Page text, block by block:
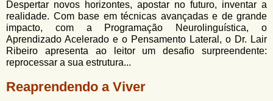
Despertar novos horizontes, apostar no futuro, inventar a
realidade. Com base em técnicas avançadas e de grande
impacto, com a Programação Neurolinguística, o
Aprendizado Acelerado e o Pensamento Lateral, o Dr. Lair
Ribeiro apresenta ao leitor um desafio surpreendente:
reprocessar a sua estrutura...
Reaprendendo a Viver